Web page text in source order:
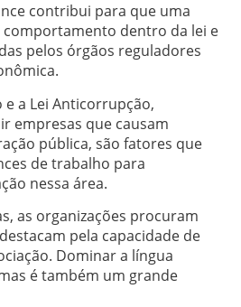
contribui para que uma
dentro da lei e
pelos órgãos reguladores
e a Lei Anticorrupção,
empresas que causam
pública, são fatores que
de trabalho para
nessa área.
as organizações procuram
pela capacidade de
Dominar a língua
é também um grande